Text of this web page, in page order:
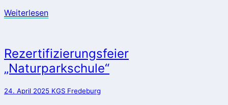
WeiterlesenWeiterlesen
Rezertifizierungsfeier
„Naturparkschule“
Rezertifizierungsfeier
„Naturparkschule“
24. April 2025 KGS Fredeburg